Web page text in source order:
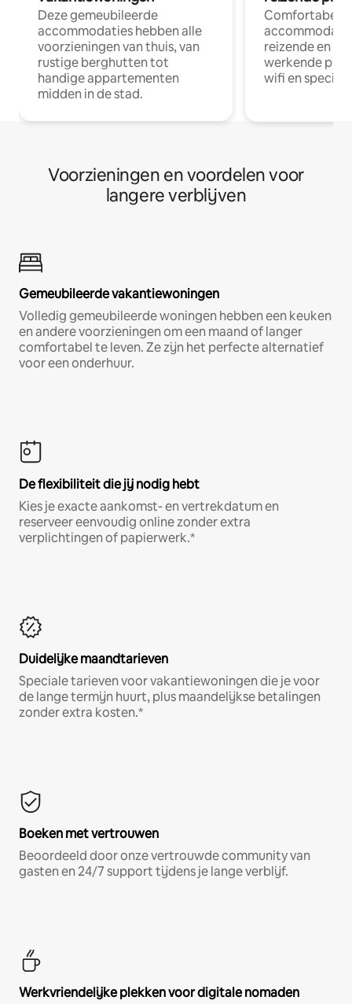
Deze gemeubileerde
accommodaties hebben alle
voorzieningen van thuis, van
rustige berghutten tot
handige appartementen
midden in de stad.
Comfortabele
reizende en
werkende
wifi en
Voorzieningen en voordelen voor
langere verblijven
Gemeubileerde vakantiewoningen
Volledig gemeubileerde woningen hebben een keuken
en andere voorzieningen om een maand of langer
comfortabel te leven. Ze zijn het perfecte alternatief
voor een onderhuur.
De flexibiliteit die jij nodig hebt
Kies je exacte aankomst- en vertrekdatum en
reserveer eenvoudig online zonder extra
verplichtingen of papierwerk.*
Duidelijke maandtarieven
Speciale tarieven voor vakantiewoningen die je voor
de lange termijn huurt, plus maandelijkse betalingen
zonder extra kosten.*
Boeken met vertrouwen
Beoordeeld door onze vertrouwde community van
gasten en 24/7 support tijdens je lange verblijf.
Werkvriendelijke plekken voor digitale nomaden